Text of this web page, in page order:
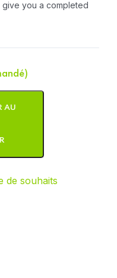
you a completed
AU
de souhaits